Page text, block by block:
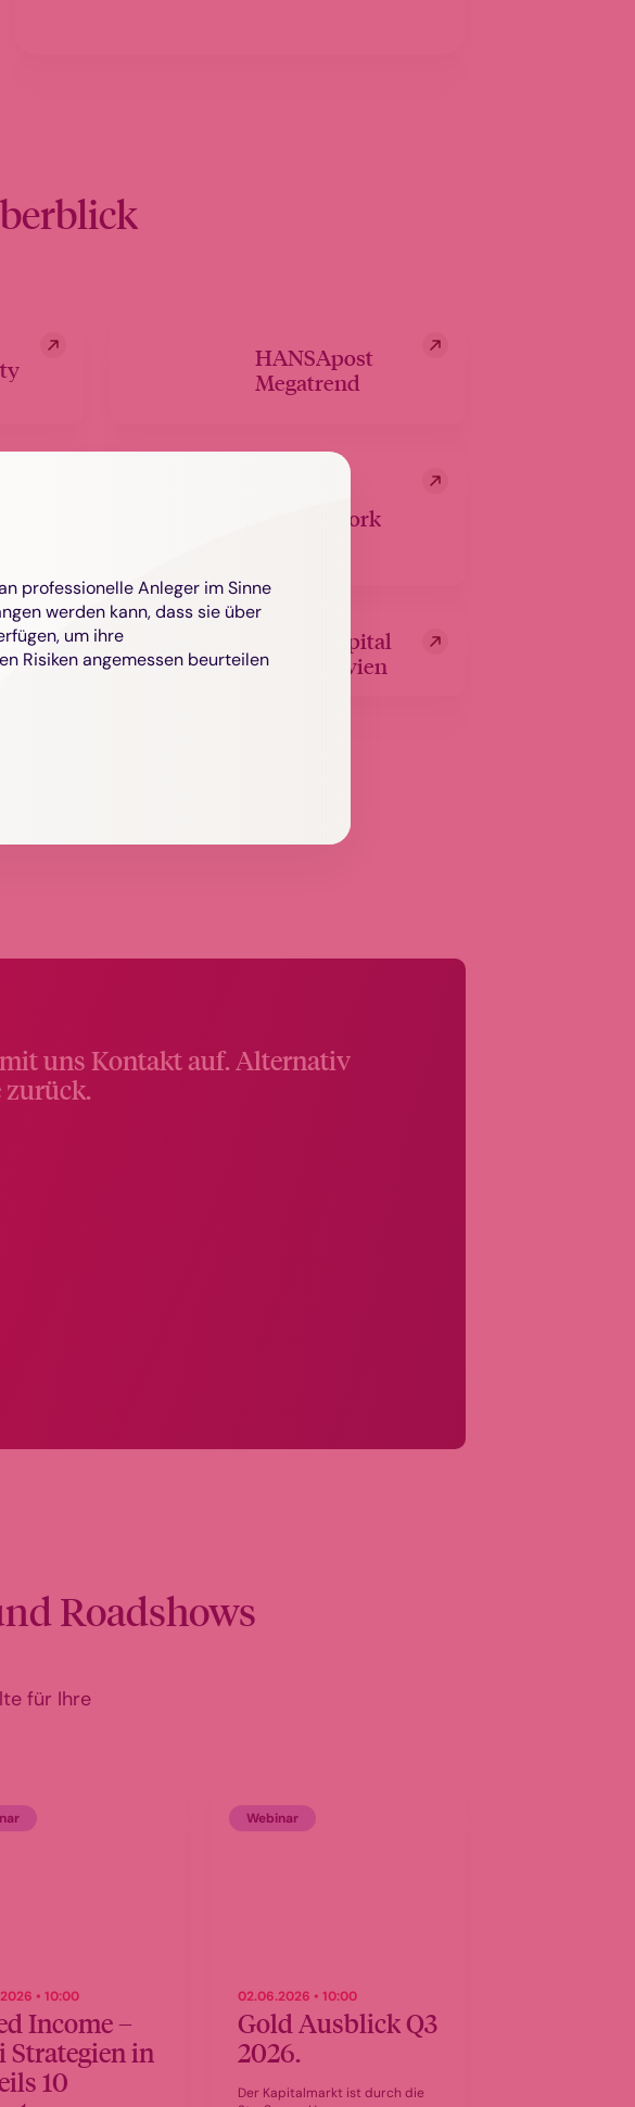
HANSApost
Megatrend
Proud@work
FRAM Capital
Skandinavien
uns Kontakt auf. Alternativ
zurück.
Roadshows
für Ihre
• 10:00
Income –
Strategien in
10
Webinar
02.06.2026 • 10:00
Gold Ausblick Q3
2026.
Der Kapitalmarkt ist durch die
professionelle Anleger im Sinne
werden kann, dass sie über
um ihre
Risiken angemessen beurteilen